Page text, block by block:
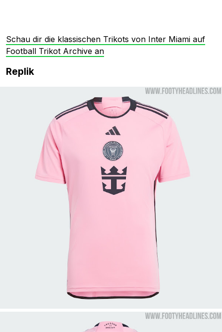
Schau dir die klassischen Trikots von Inter Miami auf
Football Trikot Archive an
Replik